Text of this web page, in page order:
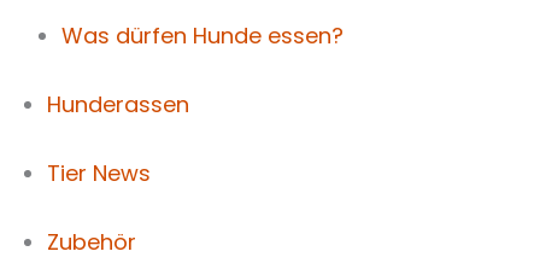
Was dürfen Hunde essen?
Hunderassen
Tier News
Zubehör